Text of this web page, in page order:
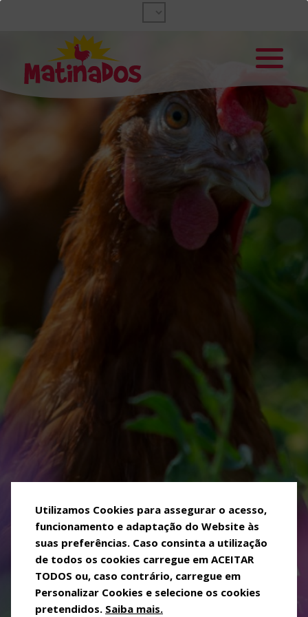
Utilizamos Cookies para assegurar o acesso,
funcionamento e adaptação do Website às
suas preferências. Caso consinta a utilização
de todos os cookies carregue em ACEITAR
TODOS ou, caso contrário, carregue em
Personalizar Cookies e selecione os cookies
pretendidos. Saiba mais.